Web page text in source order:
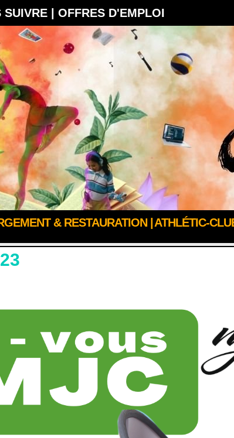
SUIVRE | OFFRES D'EMPLOI
& RESTAURATION | ATHLÉTIC-